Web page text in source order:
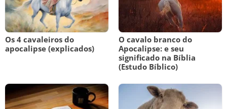
Os 4 cavaleiros do
apocalipse (explicados)
O cavalo branco do
Apocalipse: e seu
significado na Bíblia
(Estudo Bíblico)